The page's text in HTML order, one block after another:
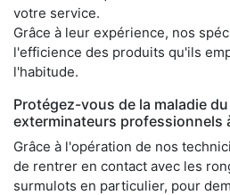
votre service.
Grâce à leur expérience, nos
l'efficience des produits qu'ils
l'habitude.
Protégez-vous de la maladie
exterminateurs professionnels
Grâce à l'opération de nos
de rentrer en contact avec les
surmulots en particulier, pour